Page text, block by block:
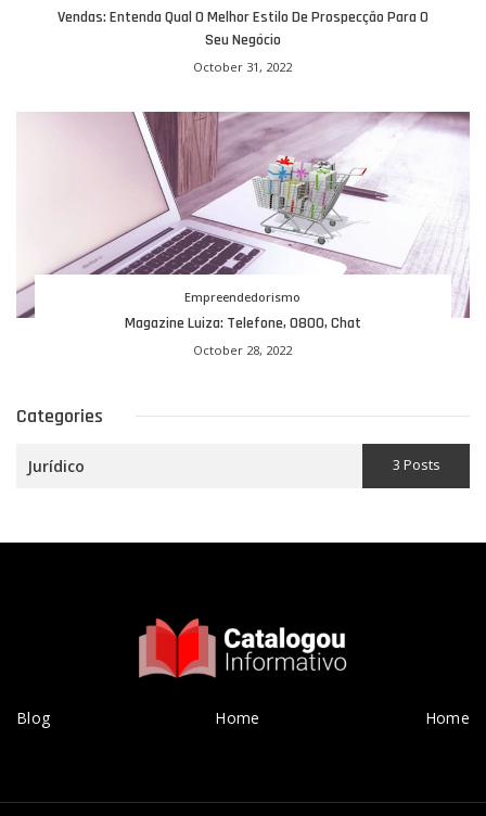
Vendas: Entenda Qual O Melhor Estilo De Prospecção Para O
Seu Negócio
October 31, 2022
Empreendedorismo
Magazine Luiza: Telefone, 0800, Chat
October 28, 2022
Categories
Jurídico 3 Posts
Blog Home Home